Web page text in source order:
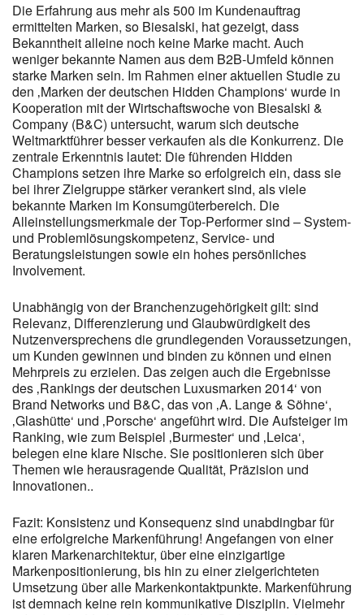
Die Erfahrung aus mehr als 500 im Kundenauftrag
ermittelten Marken, so Biesalski, hat gezeigt, dass
Bekanntheit alleine noch keine Marke macht. Auch
weniger bekannte Namen aus dem B2B-Umfeld können
starke Marken sein. Im Rahmen einer aktuellen Studie zu
den ‚Marken der deutschen Hidden Champions‘ wurde in
Kooperation mit der Wirtschaftswoche von Biesalski &
Company (B&C) untersucht, warum sich deutsche
Weltmarktführer besser verkaufen als die Konkurrenz. Die
zentrale Erkenntnis lautet: Die führenden Hidden
Champions setzen ihre Marke so erfolgreich ein, dass sie
bei ihrer Zielgruppe stärker verankert sind, als viele
bekannte Marken im Konsumgüterbereich. Die
Alleinstellungsmerkmale der Top-Performer sind – System-
und Problemlösungskompetenz, Service- und
Beratungsleistungen sowie ein hohes persönliches
Involvement.
Unabhängig von der Branchenzugehörigkeit gilt: sind
Relevanz, Differenzierung und Glaubwürdigkeit des
Nutzenversprechens die grundlegenden Voraussetzungen,
um Kunden gewinnen und binden zu können und einen
Mehrpreis zu erzielen. Das zeigen auch die Ergebnisse
des ‚Rankings der deutschen Luxusmarken 2014‘ von
Brand Networks und B&C, das von ‚A. Lange & Söhne‘,
‚Glashütte‘ und ‚Porsche‘ angeführt wird. Die Aufsteiger im
Ranking, wie zum Beispiel ‚Burmester‘ und ‚Leica‘,
belegen eine klare Nische. Sie positionieren sich über
Themen wie herausragende Qualität, Präzision und
Innovationen..
Fazit: Konsistenz und Konsequenz sind unabdingbar für
eine erfolgreiche Markenführung! Angefangen von einer
klaren Markenarchitektur, über eine einzigartige
Markenpositionierung, bis hin zu einer zielgerichteten
Umsetzung über alle Markenkontaktpunkte. Markenführung
ist demnach keine rein kommunikative Disziplin. Vielmehr